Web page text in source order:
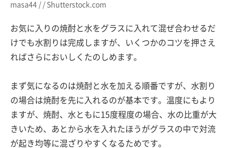
masa44 / / Shutterstock.com
お気に入りの焼酎と水をグラスに入れて混ぜ合わせるだ
けでも水割りは完成しますが、いくつかのコツを押さえ
ればさらにおいしくたのしめます。
まず気になるのは焼酎と水を加える順番ですが、水割り
の場合は焼酎を先に入れるのが基本です。温度にもより
ますが、焼酎、水ともに15度程度の場合、水の比重が大
きいため、あとから水を入れたほうがグラスの中で対流
が起き均等に混ざりやすくなるためです。